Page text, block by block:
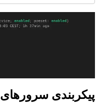
پیکربندی سرورهای NTP